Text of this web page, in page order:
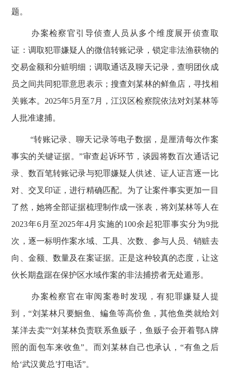
题。
办案检察官引导侦查人员从多个维度展开侦查取
证：调取犯罪嫌疑人的微信转账记录，锁定非法渔获物的
交易金额和分赃明细；调取通话及聊天记录，查明团伙成
员之间共同犯罪意思表示；搜查刘某林的鲜鱼店，寻找相
关账本。 2025年5月至7月，江汉区检察院依法对刘某林等
人批准逮捕。
“转账记录、聊天记录等电子数据，是厘清每次作案
事实的关键证据。”审查起诉环节，谈园将数百次通话记
录、数百笔转账记录与犯罪嫌疑人供述、证人证言逐一比
对、交叉印证，进行精确匹配。为了让案件事实更加一目
了然，她将全部证据梳理制作成一张表，将刘某林等人在
2023年6 月至2025年4月实施的100余起犯罪事实分为9批
次，逐一标明作案水域、工具、次数、参与人员、销赃去
向、金额、数量及在案证据。正是这种较真的态度，让这
伙长期盘踞在保护区水域作案的非法捕捞者无处遁形。
办案检察官在审阅案卷时发现，有犯罪嫌疑人提
到，“刘某林只要鮰鱼、鳊鱼等高价鱼，其他鱼类就给刘
某洋去卖”“刘某林负责联系鱼贩子，鱼贩子会开着鄂A 牌
照的面包车来收鱼”。而刘某林自己也承认，“有鱼之后
给‘武汉黄总’打电话”。